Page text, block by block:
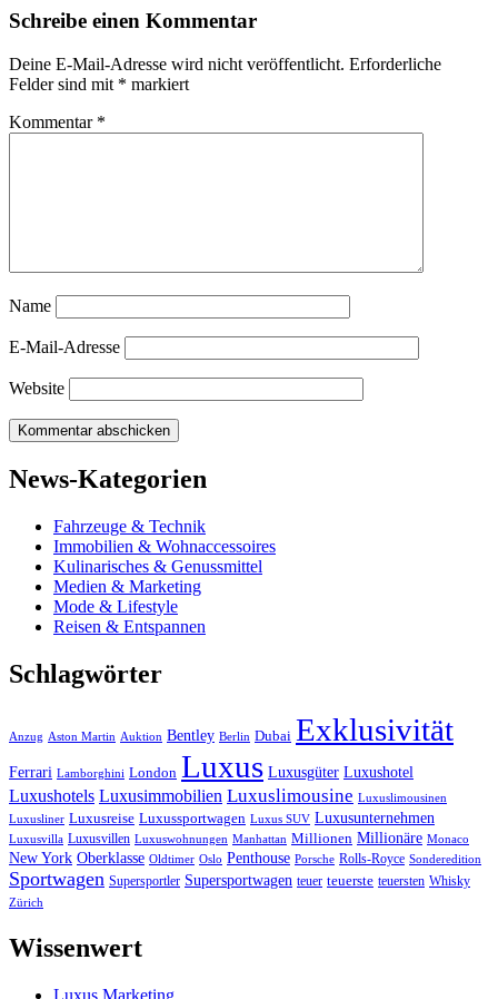
Schreibe einen Kommentar
Deine E-Mail-Adresse wird nicht veröffentlicht. Erforderliche
Felder sind mit * markiert
Kommentar *
Name
E-Mail-Adresse
Website
News-Kategorien
Fahrzeuge & Technik
Immobilien & Wohnaccessoires
Kulinarisches & Genussmittel
Medien & Marketing
Mode & Lifestyle
Reisen & Entspannen
Schlagwörter
Anzug Aston Martin Auktion Bentley Berlin Dubai Exklusivität
Ferrari Lamborghini London Luxus Luxusgüter Luxushotel
Luxushotels Luxusimmobilien Luxuslimousine Luxuslimousinen
Luxusliner Luxusreise Luxussportwagen Luxus SUV Luxusunternehmen
Luxusvilla Luxusvillen Luxuswohnungen Manhattan Millionen Millionäre Monaco
New York Oberklasse Oldtimer Oslo Penthouse Porsche Rolls-Royce Sonderedition
Sportwagen Supersportler Supersportwagen teuer teuerste teuersten Whisky
Zürich
Wissenwert
Luxus Marketing